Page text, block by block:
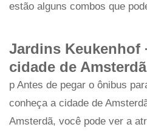
estão alguns combos que
Jardins Keukenhof
cidade de Amsterdã
p Antes de pegar o ônibus
conheça a cidade de
Amsterdã, você pode ver a